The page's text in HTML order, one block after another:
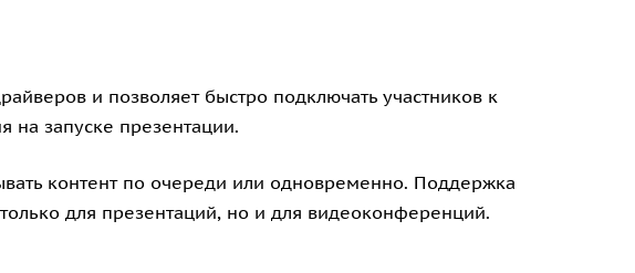
и позволяет быстро подключать участников к
на запуске презентации.
контент по очереди или одновременно. Поддержка
для презентаций, но и для видеоконференций.